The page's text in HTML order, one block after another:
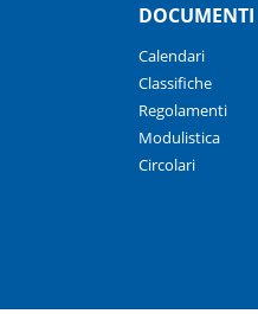
DOCUMENTI
Calendari
Classifiche
Regolamenti
Modulistica
Circolari